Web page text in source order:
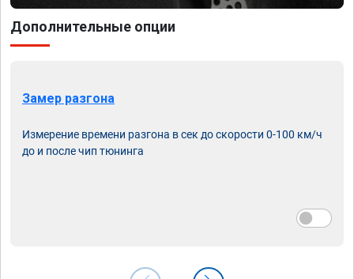
Дополнительные опции
Замер разгона
Измерение времени разгона в сек до скорости 0-100 км/ч
до и после чип тюнинга